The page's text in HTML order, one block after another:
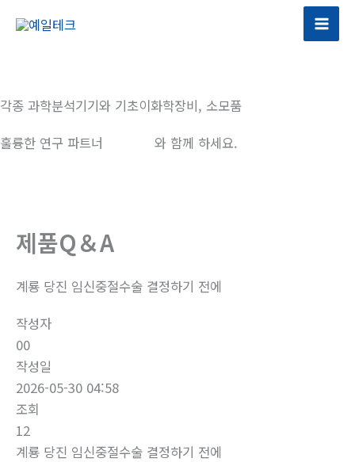
건
너
뛰
각종 과학분석기기와 기초이화학장비, 소모품
훌륭한 연구 파트너
와 함께 하세요.
제품Q＆A
계룡 당진 임신중절수술 결정하기 전에
작성자
00
작성일
2026-05-30 04:58
조회
12
계룡 당진 임신중절수술 결정하기 전에